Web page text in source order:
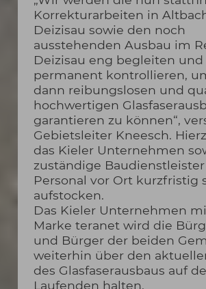
Korrekturarbeiten in
Deizisau sowie den noch
ausstehenden Ausbau im
Deizisau eng begleiten und
permanent kontrollieren,
dann reibungslosen und
hochwertigen
garantieren zu können“,
Gebietsleiter Kneesch.
das Kieler Unternehmen
zuständige
Personal vor Ort kurzfristig
aufstocken.
Das Kieler Unternehmen
Marke teranet wird die
und Bürger der beiden
weiterhin über den
des Glasfaserausbaus auf
Laufenden halten.